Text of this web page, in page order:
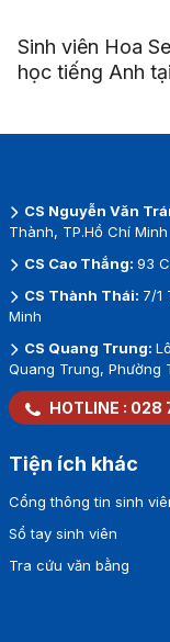
Sinh viên Hoa
học tiếng Anh
CS Nguyễn Văn
Thành, TP.Hồ Chí Minh
CS Cao Thắng: 93
CS Thành Thái: 7/1
Minh
CS Quang Trung:
Quang Trung, Phường
HOTLINE : 028
Tiện ích khác
Cổng thông tin sinh
Sổ tay sinh viên
Tra cứu văn bằng